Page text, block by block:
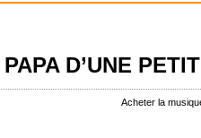
D’UNE
Acheter la